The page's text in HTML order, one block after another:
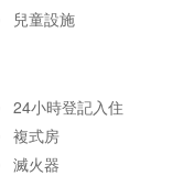
兒童設施
24小時登記入住
複式房
滅火器